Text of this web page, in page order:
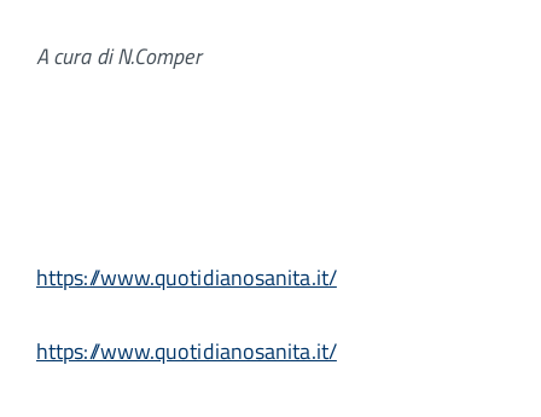
A cura di N.Comper
https://www.quotidianosanita.it/
https://www.quotidianosanita.it/